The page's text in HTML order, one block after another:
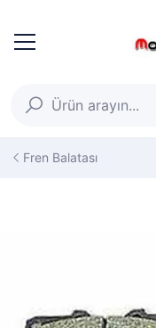
Fren Balatası